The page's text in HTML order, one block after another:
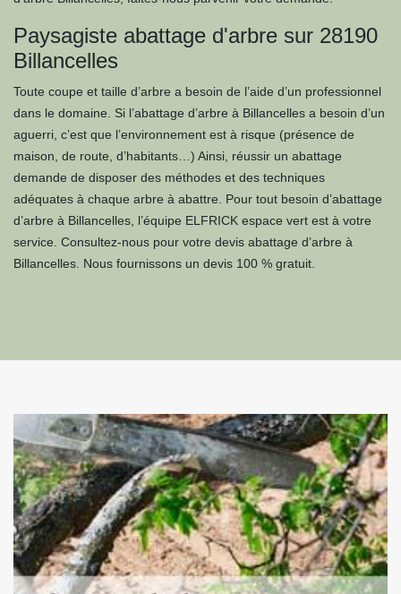
Paysagiste abattage d'arbre sur 28190
Billancelles
Toute coupe et taille d’arbre a besoin de l’aide d’un professionnel
dans le domaine. Si l’abattage d’arbre à Billancelles a besoin d’un
aguerri, c’est que l’environnement est à risque (présence de
maison, de route, d’habitants…) Ainsi, réussir un abattage
demande de disposer des méthodes et des techniques
adéquates à chaque arbre à abattre. Pour tout besoin d’abattage
d’arbre à Billancelles, l’équipe ELFRICK espace vert est à votre
service. Consultez-nous pour votre devis abattage d’arbre à
Billancelles. Nous fournissons un devis 100 % gratuit.